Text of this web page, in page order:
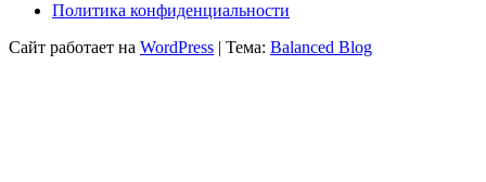
Политика конфиденциальности
Сайт работает на WordPress | Тема: Balanced Blog